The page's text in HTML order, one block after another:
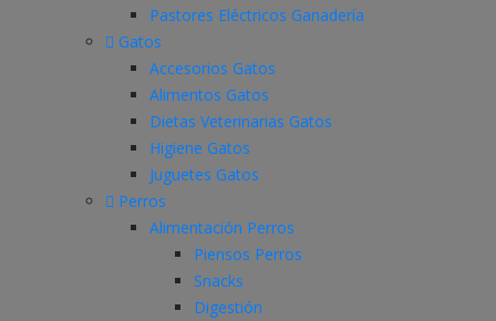
Pastores Eléctricos Ganadería
Gatos
Accesorios Gatos
Alimentos Gatos
Dietas Veterinarias Gatos
Higiene Gatos
Juguetes Gatos
Perros
Alimentación Perros
Piensos Perros
Snacks
Digestión